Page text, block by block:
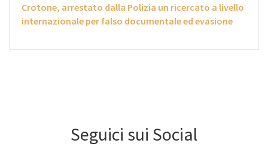
Crotone, arrestato dalla Polizia un ricercato a livello
internazionale per falso documentale ed evasione
Seguici sui Social